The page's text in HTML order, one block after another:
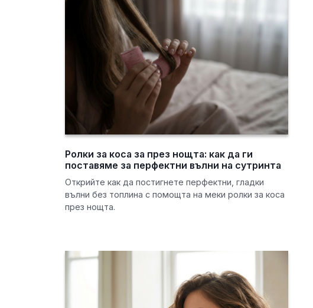
Ролки за коса за през нощта: как да ги
поставяме за перфектни вълни на сутринта
Открийте как да постигнете перфектни, гладки
вълни без топлина с помощта на меки ролки за коса
през нощта.